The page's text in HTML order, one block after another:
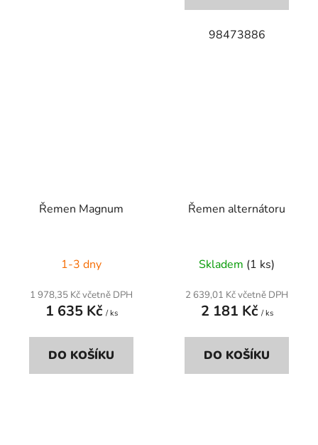
98473886
Řemen Magnum
1-3 dny
1 978,35 Kč včetně DPH
1 635 Kč / ks
DO KOŠÍKU
Řemen alternátoru
Skladem (1 ks)
2 639,01 Kč včetně DPH
2 181 Kč / ks
DO KOŠÍKU